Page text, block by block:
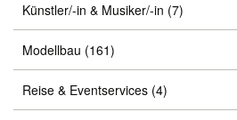
Künstler/-in & Musiker/-in (7)
Modellbau (161)
Reise & Eventservices (4)